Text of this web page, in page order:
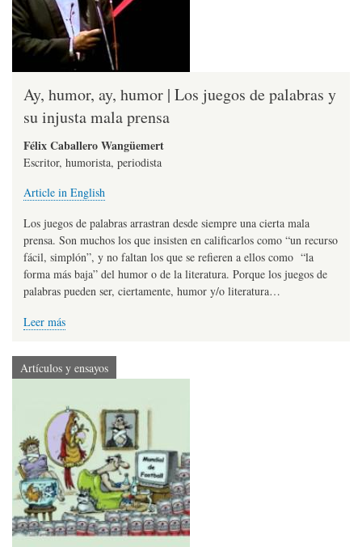
Ay, humor, ay, humor | Los juegos de palabras y
su injusta mala prensa
Félix Caballero Wangüemert
Escritor, humorista, periodista
Article in English
Los juegos de palabras arrastran desde siempre una cierta mala
prensa. Son muchos los que insisten en calificarlos como “un recurso
fácil, simplón”, y no faltan los que se refieren a ellos como “la
forma más baja” del humor o de la literatura. Porque los juegos de
palabras pueden ser, ciertamente, humor y/o literatura…
Leer más
Artículos y ensayos